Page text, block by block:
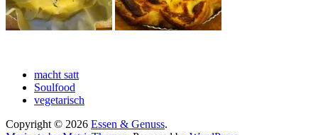
macht satt
Soulfood
vegetarisch
Copyright © 2026 Essen & Genuss.